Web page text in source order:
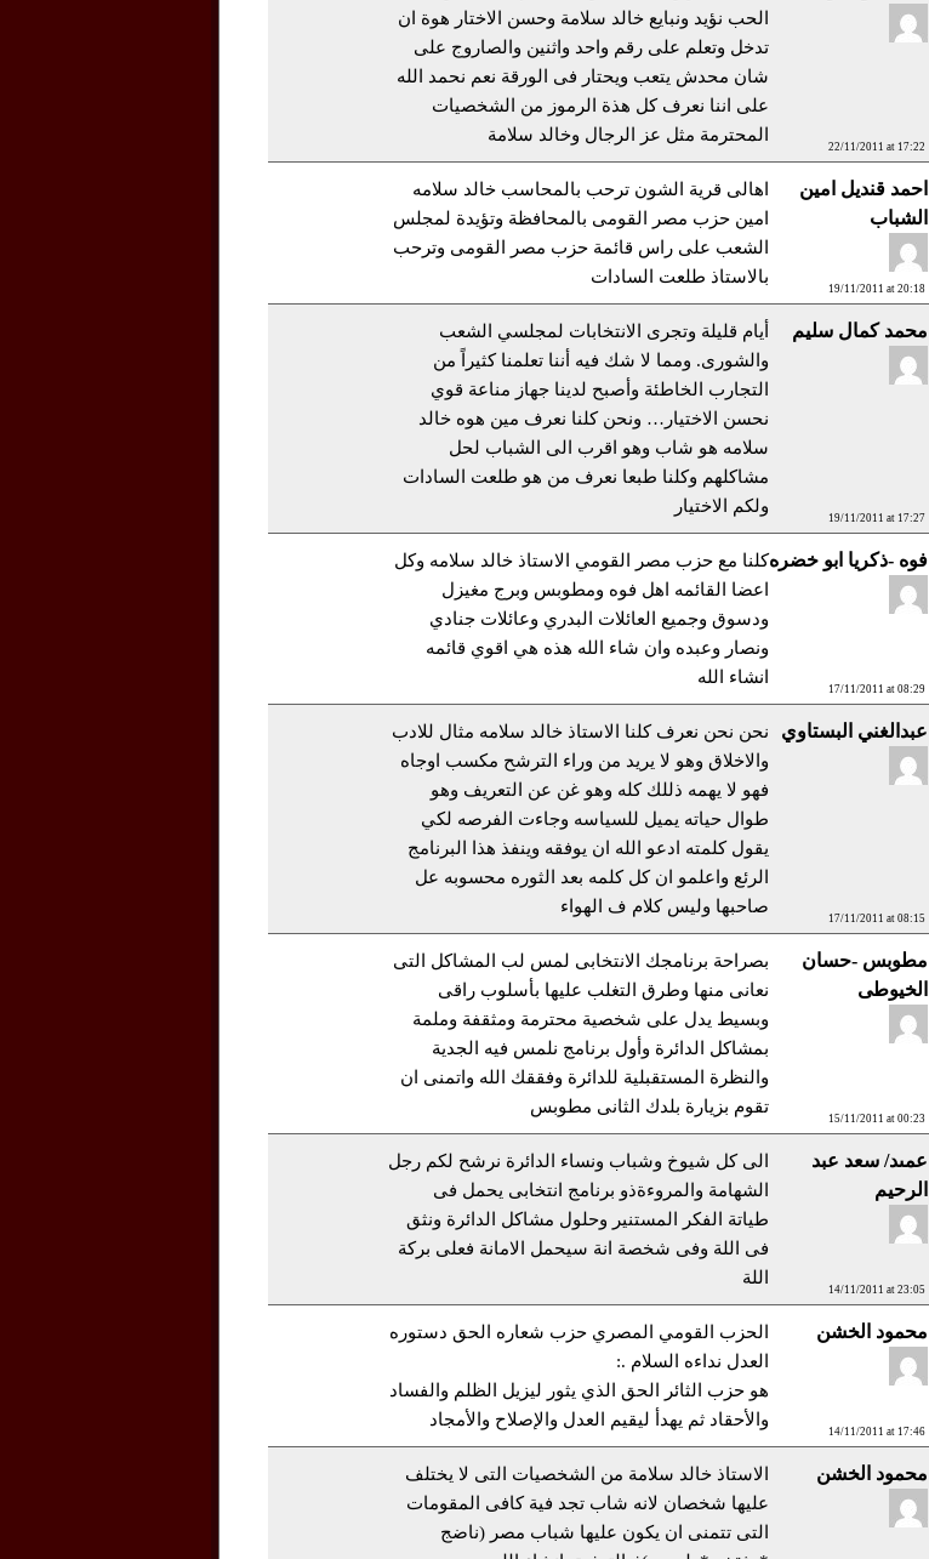
22/11/2011 at 17:22
الحب نؤيد ونبايع خالد سلامة وحسن الاختار هوة ان
تدخل وتعلم على رقم واحد واثنين والصاروج على
شان محدش يتعب ويحتار فى الورقة نعم نحمد الله
على اننا نعرف كل هذة الرموز من الشخصيات
المحترمة مثل عز الرجال وخالد سلامة
احمد قنديل امين
الشباب
19/11/2011 at 20:18
اهالى قرية الشون ترحب بالمحاسب خالد سلامه
امين حزب مصر القومى بالمحافظة وتؤيدة لمجلس
الشعب على راس قائمة حزب مصر القومى وترحب
بالاستاذ طلعت السادات
محمد كمال سليم
19/11/2011 at 17:27
أيام قليلة وتجرى الانتخابات لمجلسي الشعب
والشورى. ومما لا شك فيه أننا تعلمنا كثيراً من
التجارب الخاطئة وأصبح لدينا جهاز مناعة قوي
نحسن الاختيار… ونحن كلنا نعرف مين هوه خالد
سلامه هو شاب وهو اقرب الى الشباب لحل
مشاكلهم وكلنا طبعا نعرف من هو طلعت السادات
ولكم الاختيار
فوه -ذكريا ابو خضره
17/11/2011 at 08:29
كلنا مع حزب مصر القومي الاستاذ خالد سلامه وكل
اعضا القائمه اهل فوه ومطوبس وبرج مغيزل
ودسوق وجميع العائلات البدري وعائلات جنادي
ونصار وعبده وان شاء الله هذه هي اقوي قائمه
انشاء الله
عبدالغني البستاوي
17/11/2011 at 08:15
نحن نحن نعرف كلنا الاستاذ خالد سلامه مثال للادب
والاخلاق وهو لا يريد من وراء الترشح مكسب اوجاه
فهو لا يهمه ذللك كله وهو غن عن التعريف وهو
طوال حياته يميل للسياسه وجاءت الفرصه لكي
يقول كلمته ادعو الله ان يوفقه وينفذ هذا البرنامج
الرئع واعلمو ان كل كلمه بعد الثوره محسوبه عل
صاحبها وليس كلام ف الهواء
مطوبس -حسان
الخيوطى
15/11/2011 at 00:23
بصراحة برنامجك الانتخابى لمس لب المشاكل التى
نعانى منها وطرق التغلب عليها بأسلوب راقى
وبسيط يدل على شخصية محترمة ومثقفة وملمة
بمشاكل الدائرة وأول برنامج نلمس فيه الجدية
والنظرة المستقبلية للدائرة وفققك الله واتمنى ان
تقوم بزيارة بلدك الثانى مطوبس
عمىد/ سعد عبد
الرحيم
14/11/2011 at 23:05
الى كل شيوخ وشباب ونساء الدائرة نرشح لكم رجل
الشهامة والمروءةذو برنامج انتخابى يحمل فى
طياتة الفكر المستنير وحلول مشاكل الدائرة ونثق
فى اللة وفى شخصة انة سيحمل الامانة فعلى بركة
اللة
محمود الخشن
14/11/2011 at 17:46
الحزب القومي المصري حزب شعاره الحق دستوره
العدل نداءه السلام .:
هو حزب الثائر الحق الذي يثور ليزيل الظلم والفساد
والأحقاد ثم يهدأ ليقيم العدل والإصلاح والأمجاد
محمود الخشن
الاستاذ خالد سلامة من الشخصيات التى لا يختلف
عليها شخصان لانه شاب تجد فية كافى المقومات
التى تتمنى ان يكون عليها شباب مصر (ناضج